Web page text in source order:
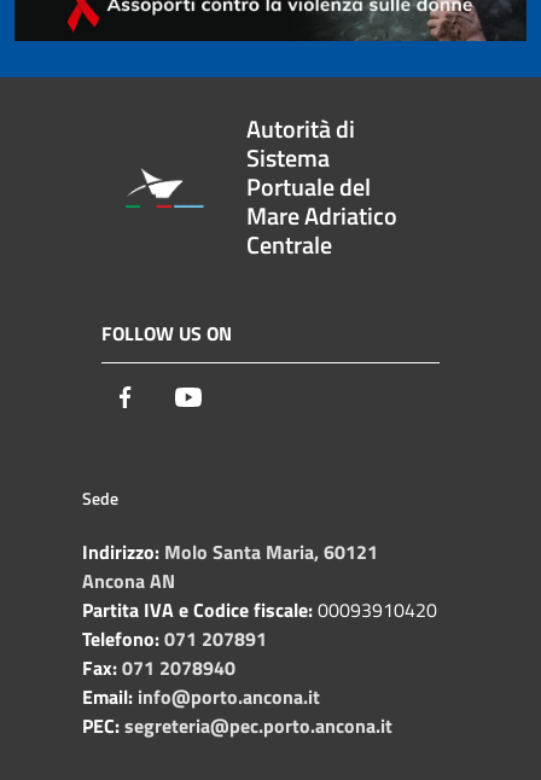
Autorità di
Sistema
Portuale del
Mare Adriatico
Centrale
FOLLOW US ON
Facebook
Sede
Indirizzo: Molo Santa Maria, 60121
Ancona AN
Partita IVA e Codice fiscale:00093910420
Telefono:071 207891
Fax:071 2078940
Email: info@porto.ancona.it
PEC:segreteria@pec.porto.ancona.it